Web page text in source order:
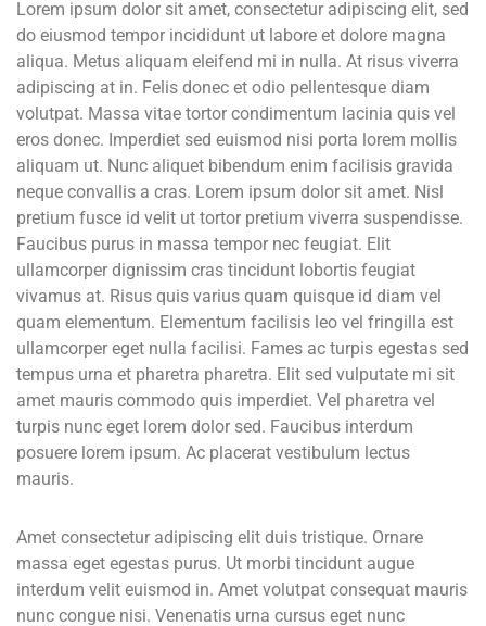
α
ς
ν
τ
ω
ν
:
Lorem ipsum dolor sit amet, consectetur adipiscing elit, sed
do eiusmod tempor incididunt ut labore et dolore magna
aliqua. Metus aliquam eleifend mi in nulla. At risus viverra
adipiscing at in. Felis donec et odio pellentesque diam
volutpat. Massa vitae tortor condimentum lacinia quis vel
eros donec. Imperdiet sed euismod nisi porta lorem mollis
aliquam ut. Nunc aliquet bibendum enim facilisis gravida
neque convallis a cras. Lorem ipsum dolor sit amet. Nisl
pretium fusce id velit ut tortor pretium viverra suspendisse.
Faucibus purus in massa tempor nec feugiat. Elit
ullamcorper dignissim cras tincidunt lobortis feugiat
vivamus at. Risus quis varius quam quisque id diam vel
quam elementum. Elementum facilisis leo vel fringilla est
ullamcorper eget nulla facilisi. Fames ac turpis egestas sed
tempus urna et pharetra pharetra. Elit sed vulputate mi sit
amet mauris commodo quis imperdiet. Vel pharetra vel
turpis nunc eget lorem dolor sed. Faucibus interdum
posuere lorem ipsum. Ac placerat vestibulum lectus
mauris.
Amet consectetur adipiscing elit duis tristique. Ornare
massa eget egestas purus. Ut morbi tincidunt augue
interdum velit euismod in. Amet volutpat consequat mauris
nunc congue nisi. Venenatis urna cursus eget nunc